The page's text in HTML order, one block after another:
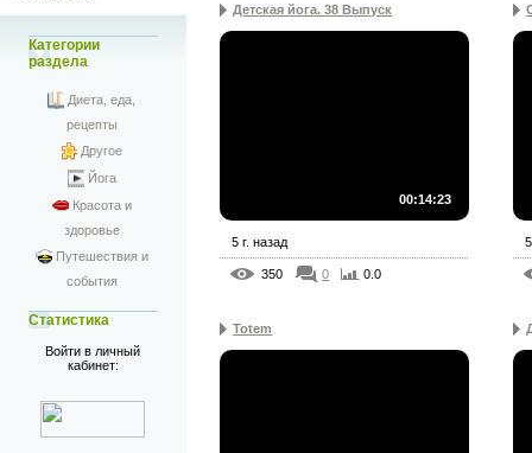
Категории
раздела
Диета, еда,
рецепты
Другое
Йога
Красота и
здоровье
Путешествия и
события
Статистика
Войти в личный
кабинет:
Детская йога. 38 Выпуск
00:14:23
5 г. назад
350 0 0.0
Totem